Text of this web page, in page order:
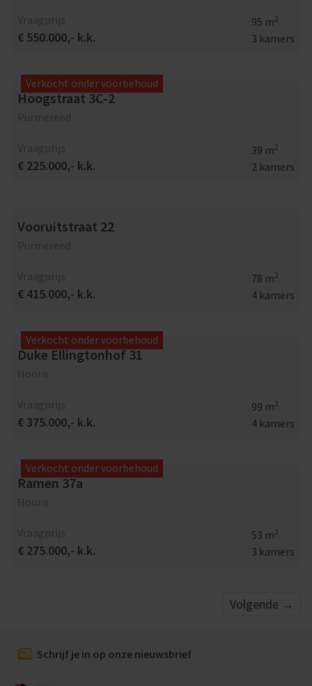
€ 550.000,- k.k.
95 m2
3 kamers
Verkocht onder voorbehoud
Hoogstraat 3C-2
€ 225.000,- k.k.
39 m2
2 kamers
Vooruitstraat 22
€ 415.000,- k.k.
78 m2
4 kamers
Verkocht onder voorbehoud
Duke Ellingtonhof 31
€ 375.000,- k.k.
99 m2
4 kamers
Verkocht onder voorbehoud
Ramen 37a
€ 275.000,- k.k.
53 m2
3 kamers
Volgende →
Schrijf je in op onze nieuwsbrief